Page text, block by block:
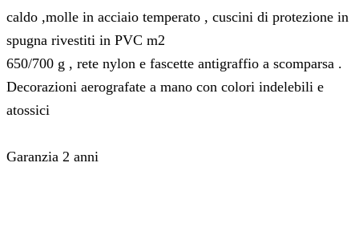
caldo ,molle in acciaio temperato , cuscini di protezione in
spugna rivestiti in PVC m2
650/700 g , rete nylon e fascette antigraffio a scomparsa .
Decorazioni aerografate a mano con colori indelebili e
atossici
Garanzia 2 anni